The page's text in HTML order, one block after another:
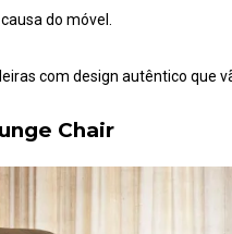
do móvel.
com design autêntico que
Chair